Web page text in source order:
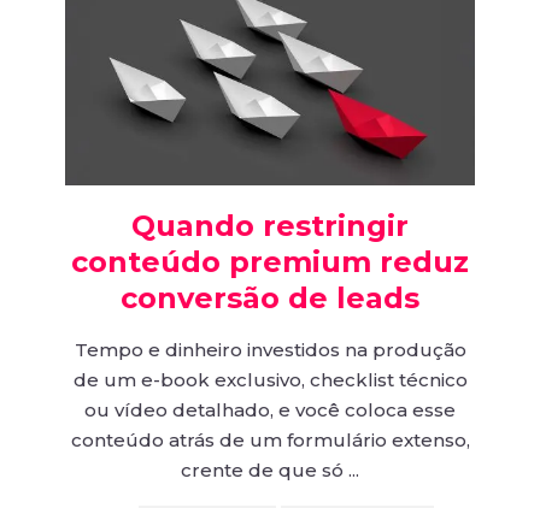
Quando restringir
conteúdo premium reduz
conversão de leads
Tempo e dinheiro investidos na produção
de um e-book exclusivo, checklist técnico
ou vídeo detalhado, e você coloca esse
conteúdo atrás de um formulário extenso,
crente de que só ...